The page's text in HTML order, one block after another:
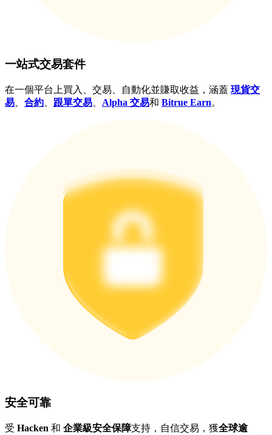
一站式交易套件
在一個平台上買入、交易、自動化並賺取收益，涵蓋 現貨交
易
合約 跟單交易 Alpha 交易和 Bitrue Earn。
安全可靠
受 Hacken 和 企業級安全保障支持，自信交易，獲全球逾